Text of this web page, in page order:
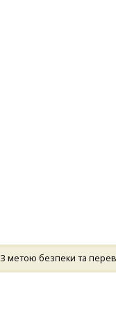
З метою безпеки та